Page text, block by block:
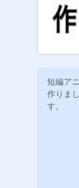
短編ア
作りま
す。